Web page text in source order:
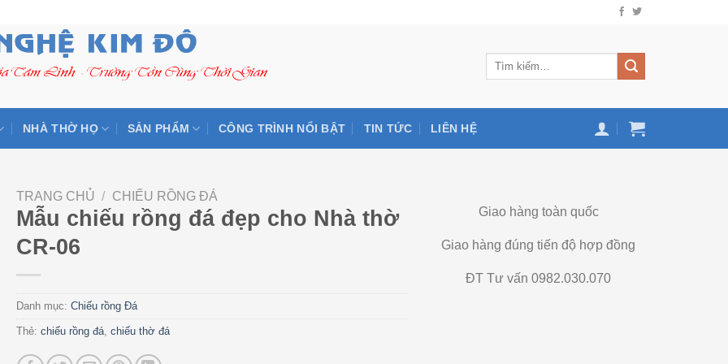
NHÀ THỜ HỌ SẢN PHẨM CÔNG TRÌNH NỔI BẬT TIN TỨC LIÊN HỆ
TRANG CHỦ / CHIẾU RỒNG ĐÁ
Mẫu chiếu rồng đá đẹp cho Nhà thờ
CR-06
Danh mục: Chiếu rồng Đá
Thẻ: chiếu rồng đá, chiếu thờ đá
Giao hàng toàn quốc
Giao hàng đúng tiến độ hợp đồng
ĐT Tư vấn 0982.030.070